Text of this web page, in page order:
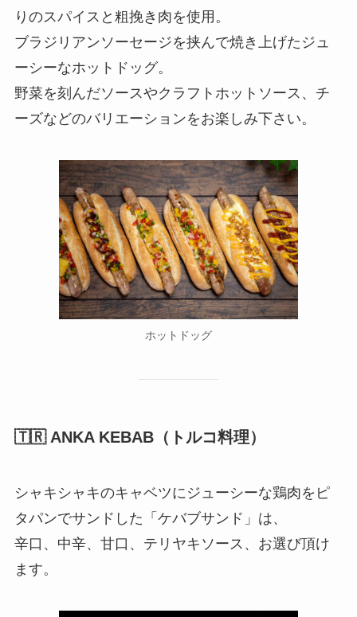
りのスパイスと粗挽き肉を使用。
ブラジリアンソーセージを挟んで焼き上げたジュ
ーシーなホットドッグ。
野菜を刻んだソースやクラフトホットソース、チ
ーズなどのバリエーションをお楽しみ下さい。
ホットドッグ
🇹🇷 ANKA KEBAB（トルコ料理）
シャキシャキのキャベツにジューシーな鶏肉をピ
タパンでサンドした「ケバブサンド」は、
辛口、中辛、甘口、テリヤキソース、お選び頂け
ます。